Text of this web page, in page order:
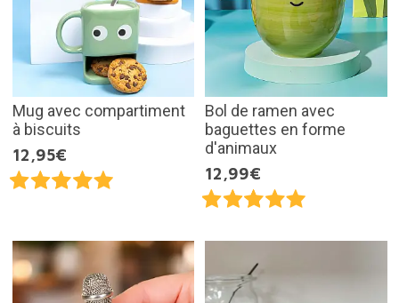
Mug avec compartiment
à biscuits
12,95€
Bol de ramen avec
baguettes en forme
d'animaux
12,99€